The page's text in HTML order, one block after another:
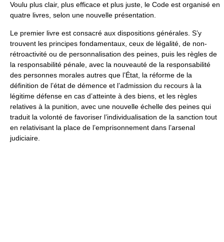
Voulu plus clair, plus efficace et plus juste, le Code est organisé en
quatre livres, selon une nouvelle présentation.
Le premier livre est consacré aux dispositions générales. S’y
trouvent les principes fondamentaux, ceux de légalité, de non-
rétroactivité ou de personnalisation des peines, puis les règles de
la responsabilité pénale, avec la nouveauté de la responsabilité
des personnes morales autres que l’État, la réforme de la
définition de l’état de démence et l’admission du recours à la
légitime défense en cas d’atteinte à des biens, et les règles
relatives à la punition, avec une nouvelle échelle des peines qui
traduit la volonté de favoriser l’individualisation de la sanction tout
en relativisant la place de l’emprisonnement dans l’arsenal
judiciaire.